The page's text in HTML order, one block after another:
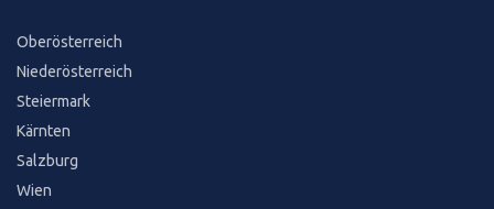
Oberösterreich
Niederösterreich
Steiermark
Kärnten
Salzburg
Wien